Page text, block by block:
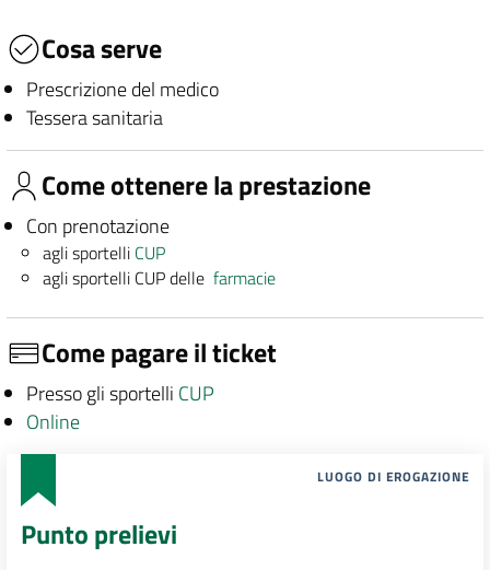
Cosa serve
Prescrizione del medico
Tessera sanitaria
Come ottenere la prestazione
Con prenotazione
agli sportelli CUP
agli sportelli CUP dellefarmacie
Come pagare il ticket
Presso gli sportelli CUP
Online
LUOGO DI EROGAZIONE
Punto prelievi